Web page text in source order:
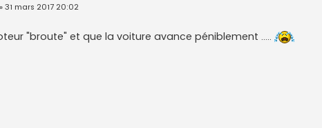
31 mars 2017 20:02
"broute" et que la voiture avance péniblement .....